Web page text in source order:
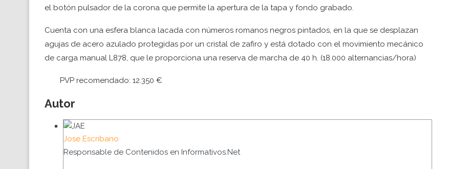
el botón pulsador de la corona que permite la apertura de la tapa y fondo grabado.
Cuenta con una esfera blanca lacada con números romanos negros pintados, en la que se desplazan
agujas de acero azulado protegidas por un cristal de zafiro y está dotado con el movimiento mecánico
de carga manual L878, que le proporciona una reserva de marcha de 40 h. (18.000 alternancias/hora)
PVP recomendado: 12.350 €
Autor
Jose Escribano
Responsable de Contenidos en Informativos.Net